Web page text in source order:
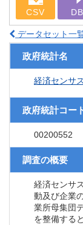
CSV DB
データセット一
政府統計名
経済センサ
政府統計コー
00200552
調査の概要
経済センサ
動及び企業
業所母集団
を整備する